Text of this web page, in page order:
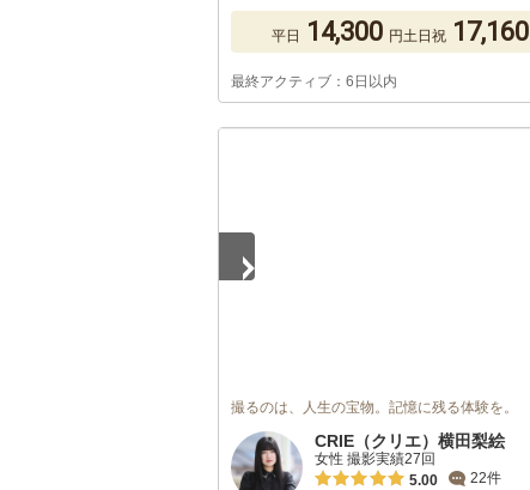
平日 14,300 円土日祝 17,160
最終アクティブ：6日以内
撮るのは、人生の宝物。記憶に残る体験を。
CRIE（クリエ）横田梨絵
女性 撮影実績27回
5.00
22件